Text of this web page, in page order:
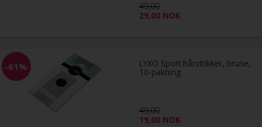
49,00
29,00 NOK
-61% LYXO Sport hårstrikker, brune,
10-pakning
49,00
19,00 NOK